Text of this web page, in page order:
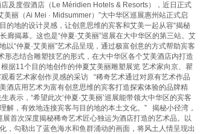
及度假酒店（Le Méridien Hotels & Resorts），近日正式
丽（Ai Mei · Midsummer）”大中华区巡展惠州站正式启
的地的设计灵感，让创意思维的宾客和艾美一起从容“揭秘
揭幕。这也是“仲夏·艾美丽”巡展在大中华区的第三站。艾
“仲夏·艾美丽”艺术品呈现，通过极富创意的方式帮助宾客
形态结合雕塑技艺的形式，在大中华区各个艾美酒店内打造
据11个目的地创作的仲夏艾美丽雕塑展览 艺术家向京、瞿
看艺术家创作灵感的采访 “稀奇艺术通过对原有艺术作品
酒店用艺术为富有创意思维的宾客打造探索体验的品牌精
表示，“希望此次‘仲夏·艾美丽’巡展能带领大中华区的宾客
解，有效地连接宾客与目的地的本土文化。” 揭秘小径湾，
首次深度揭秘稀奇艺术匠心独运为酒店打造的艺术品。以
，勾勒出了蓝色海水和鱼群涌动的画面，将风土人情呈现出